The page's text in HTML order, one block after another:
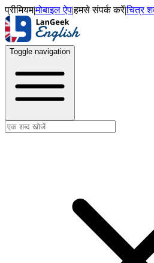
प्रीमियम|मोबाइल ऐप|हमसे संपर्क करें|चित्र
Toggle navigation